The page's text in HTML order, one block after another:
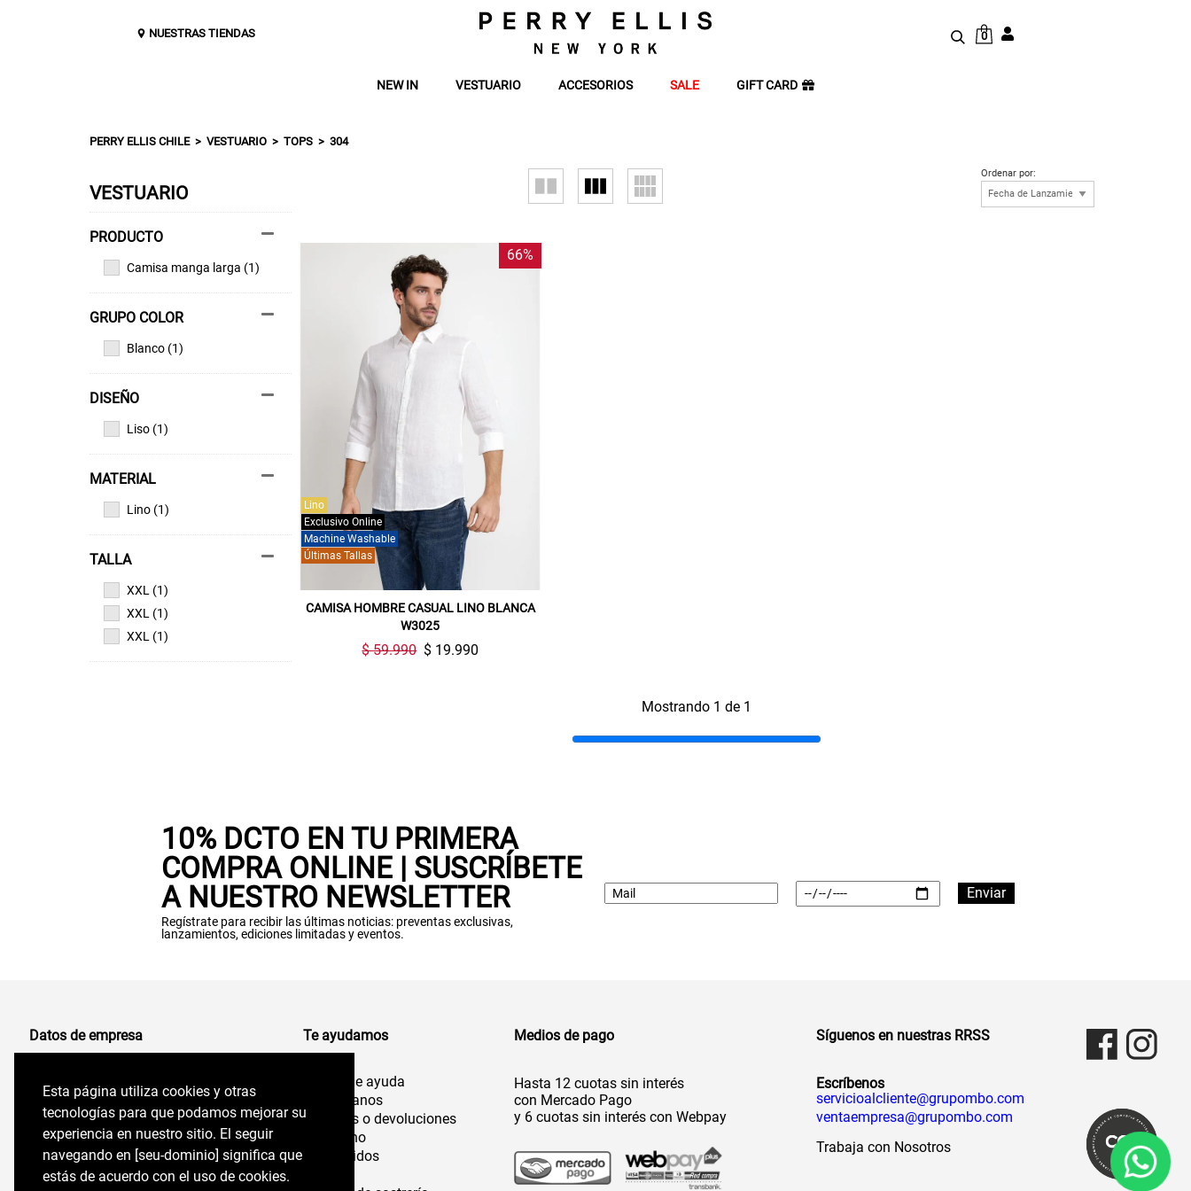
Esta página utiliza cookies y otras
tecnologías para que podamos mejorar su
experiencia en nuestro sitio. El seguir
navegando en perryellis.cl significa que estás
de acuerdo con el uso de cookies.
Esta página utiliza cookies y otras
tecnologías para que podamos mejorar su
experiencia en nuestro sitio. El seguir
navegando en [seu-dominio] significa que
estás de acuerdo con el uso de cookies.
NUESTRAS TIENDAS 0
NEW IN VESTUARIO ACCESORIOS SALE GIFT CARD
PERRY ELLIS CHILE VESTUARIO TOPS 304
VESTUARIO
Camisa manga larga (1)
GRUPO COLOR
Blanco (1)
DISEÑO
Liso (1)
MATERIAL
Lino (1)
TALLA
XXL (1)
XXL (1)
XXL (1)
Ordenar por:
66%
Últimas Tallas
Machine Washable
Exclusivo Online
Lino
CAMISA HOMBRE CASUAL LINO BLANCA
W3025
$ 59.990 $ 19.990
Mostrando 1 de 1
10% DCTO EN TU PRIMERA
COMPRA ONLINE | SUSCRÍBETE
A NUESTRO NEWSLETTER
Regístrate para recibir las últimas noticias: preventas exclusivas,
lanzamientos, ediciones limitadas y eventos.
Gracias por inscribirte!
Datos de empresa
Comercializadora de Vestuario S.A
96.554.710-K
Felix de Amesti 218,
Las Condes, Santiago,
Chile
Te ayudamos
Centro de ayuda
Contáctanos
Cambios o devoluciones
Despacho
Mis pedidos
Medios de pago
Hasta 12 cuotas sin interés
con Mercado Pago
y 6 cuotas sin interés con Webpay
Síguenos en nuestras RRSS
Escríbenos
servicioalcliente@grupombo.com
ventaempresa@grupombo.com
Trabaja con Nosotros